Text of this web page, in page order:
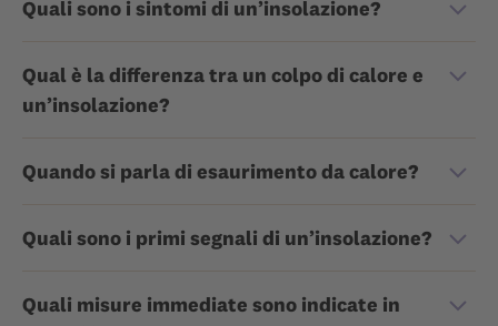
Quali sono i sintomi di un’insolazione?
Qual è la differenza tra un colpo di calore e
un’insolazione?
Quando si parla di esaurimento da calore?
Quali sono i primi segnali di un’insolazione?
Quali misure immediate sono indicate in